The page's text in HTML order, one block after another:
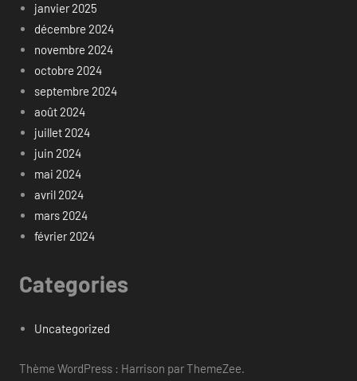
janvier 2025
décembre 2024
novembre 2024
octobre 2024
septembre 2024
août 2024
juillet 2024
juin 2024
mai 2024
avril 2024
mars 2024
février 2024
Categories
Uncategorized
Thème WordPress : Harrison par ThemeZee.